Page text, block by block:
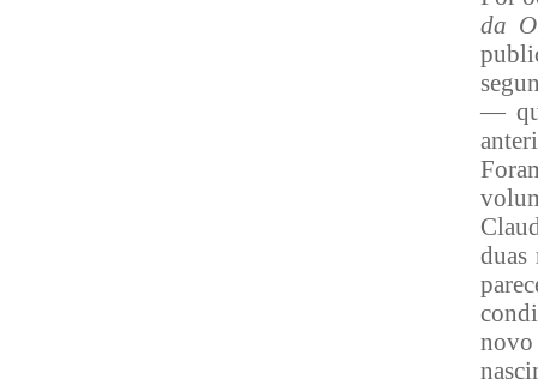
da
—
duas